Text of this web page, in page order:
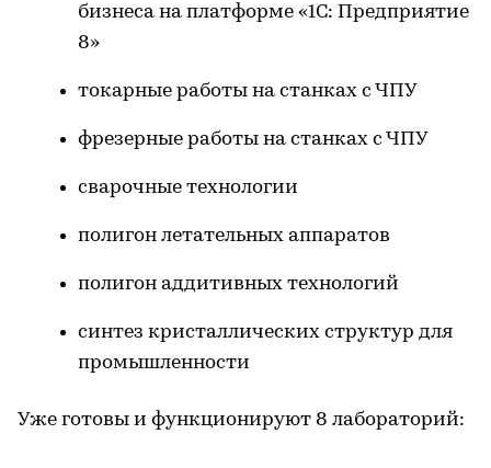
бизнеса на платформе «1С: Предприятие
8»
токарные работы на станках с ЧПУ
фрезерные работы на станках с ЧПУ
сварочные технологии
полигон летательных аппаратов
полигон аддитивных технологий
синтез кристаллических структур для
промышленности
Уже готовы и функционируют 8 лабораторий: